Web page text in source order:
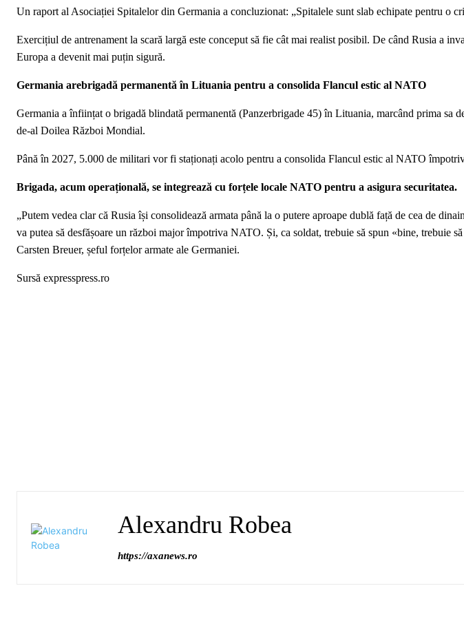
Un raport al Asociației Spitalelor din Germania a concluzionat: „Spitalele sunt slab echipate pentru o
Exercițiul de antrenament la scară largă este conceput să fie cât mai realist posibil. De când Rusia a
Europa a devenit mai puțin sigură.
Germania arebrigadă permanentă în Lituania pentru a consolida Flancul estic al NATO
Germania a înființat o brigadă blindată permanentă (Panzerbrigade 45) în Lituania, marcând prima sa
de-al Doilea Război Mondial.
Până în 2027, 5.000 de militari vor fi staționați acolo pentru a consolida Flancul estic al NATO
Brigada, acum operațională, se integrează cu forțele locale NATO pentru a asigura securitatea.
„Putem vedea clar că Rusia își consolidează armata până la o putere aproape dublă față de cea de
va putea să desfășoare un război major împotriva NATO. Și, ca soldat, trebuie să spun «bine, trebuie
Carsten Breuer, șeful forțelor armate ale Germaniei.
Sursă expresspress.ro
Alexandru Robea
https://axanews.ro